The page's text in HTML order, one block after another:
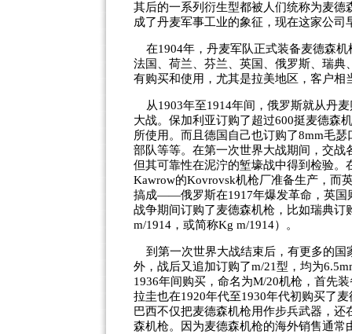
其后的一系列衍生型都被人们统称为麦
成了丹麦军事工业的象征，现在这家公司
在1904年，丹麦军队正式装备麦德森机
法国、荷兰、芬兰、英国、俄罗斯、瑞
有购买和使用，尤其是拉美地区，客户相
从1903年至1914年间，俄罗斯就从丹
大战。保加利亚订购了超过600挺麦德森
所使用。而且德国自己也订购了8mm毛
部队等等。在第一次世界大战期间，交
但其可靠性在泥泞的堑壕战中得到检验
Kawrow的Kovrovsk机枪厂准备生产，而
搞成——俄罗斯在1917年爆发革命，英国
战争期间订购了麦德森机枪，比如瑞典订
m/1914，或简称Kg m/1914）。
到第一次世界大战结束后，有更多的国
外，战后又追加订购了m/21型，均为
1936年间购买，命名为M/20机枪，首先
拉圭也在1920年代至1930年代初购买了
巴西不仅把麦德森机枪用作步兵武器，还
森机枪。因为麦德森机枪的海外销售通常